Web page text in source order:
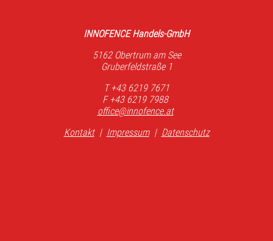
INNOFENCE Handels-GmbH
5162 Obertrum am See
Gruberfeldstraße 1
T +43 6219 7671
F +43 6219 7988
office@innofence.at
Kontakt | Impressum | Datenschutz